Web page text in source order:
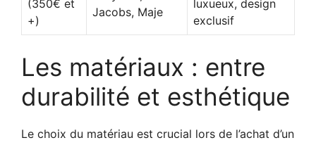
(350€ et
+)
Jacobs, Maje
luxueux, design
exclusif
Les matériaux : entre
durabilité et esthétique
Le choix du matériau est crucial lors de l’achat d’un